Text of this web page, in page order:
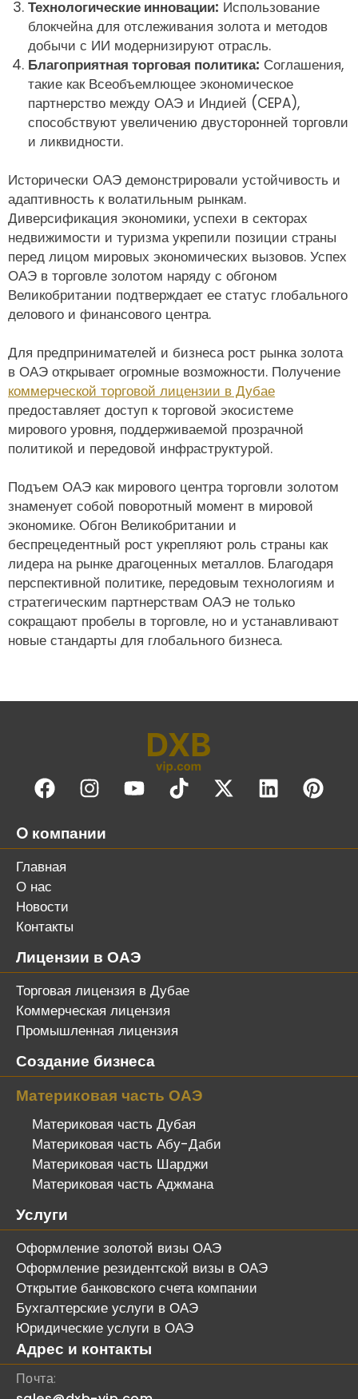
Технологические инновации: Использование
блокчейна для отслеживания золота и методов
добычи с ИИ модернизируют отрасль.
Благоприятная торговая политика: Соглашения,
такие как Всеобъемлющее экономическое
партнерство между ОАЭ и Индией (CEPA),
способствуют увеличению двусторонней торговли
и ликвидности.
Исторически ОАЭ демонстрировали устойчивость и
адаптивность к волатильным рынкам.
Диверсификация экономики, успехи в секторах
недвижимости и туризма укрепили позиции страны
перед лицом мировых экономических вызовов. Успех
ОАЭ в торговле золотом наряду с обгоном
Великобритании подтверждает ее статус глобального
делового и финансового центра.
Для предпринимателей и бизнеса рост рынка золота
в ОАЭ открывает огромные возможности. Получение
коммерческой торговой лицензии в Дубае
предоставляет доступ к торговой экосистеме
мирового уровня, поддерживаемой прозрачной
политикой и передовой инфраструктурой.
Подъем ОАЭ как мирового центра торговли золотом
знаменует собой поворотный момент в мировой
экономике. Обгон Великобритании и
беспрецедентный рост укрепляют роль страны как
лидера на рынке драгоценных металлов. Благодаря
перспективной политике, передовым технологиям и
стратегическим партнерствам ОАЭ не только
сокращают пробелы в торговле, но и устанавливают
новые стандарты для глобального бизнеса.
O компании
Главная
О нас
Новости
Контакты
Лицензии в ОАЭ
Торговая лицензия в Дубае
Коммерческая лицензия
Промышленная лицензия
Создание бизнеса
Материковая часть ОАЭ
Материковая часть Дубая
Материковая часть Абу-Даби
Материковая часть Шарджи
Материковая часть Аджмана
Услуги
Оформление золотой визы ОАЭ
Оформление резидентской визы в ОАЭ
Открытие банковского счета компании
Бухгалтерские услуги в ОАЭ
Юридические услуги в ОАЭ
Адрес и контакты
Почта: